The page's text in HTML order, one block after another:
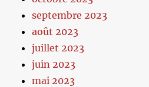
septembre 2023
août 2023
juillet 2023
juin 2023
mai 2023